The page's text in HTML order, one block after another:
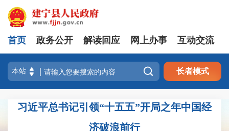
首页 政务公开 解读回应 网上办事 互动交流
 长者模式
习近平总书记引领“十五五”开局之年中国经
济破浪前行